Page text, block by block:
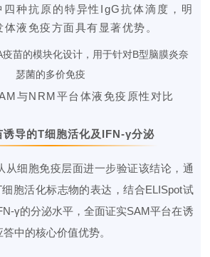
种抗原的特异性IgG抗体滴度，明
液免疫方面具有显著优势。
与NRM平台体液免疫原性对比
诱导的T细胞活化及IFN-γ分泌
从细胞免疫层面进一步验证该结论，通
胞活化标志物的表达，结合ELISpot试
γ的分泌水平，全面证实SAM平台在诱
中的核心价值优势。